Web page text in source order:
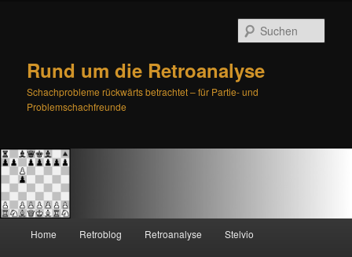
Rund um die Retroanalyse
Schachprobleme rückwärts betrachtet – für Partie- und
Problemschachfreunde
Zum
Zum
Home Retroblog Retroanalyse Stelvio